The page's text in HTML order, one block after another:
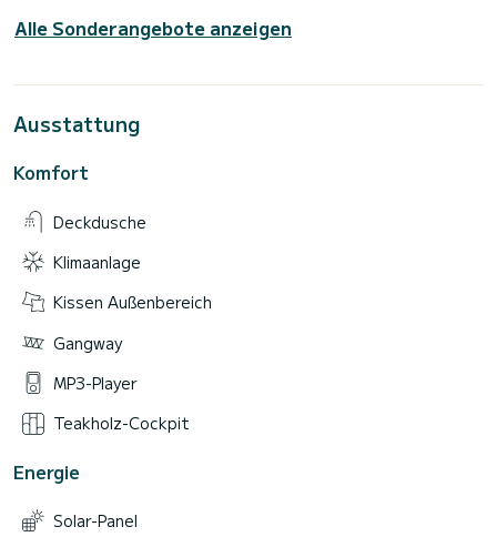
Alle Sonderangebote anzeigen
Ausstattung
Komfort
Deckdusche
Klimaanlage
Kissen Außenbereich
Gangway
MP3-Player
Teakholz-Cockpit
Energie
Solar-Panel